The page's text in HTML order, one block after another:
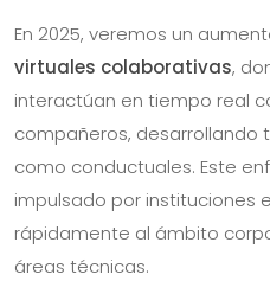
En 2025, veremos un
virtuales colaborativas,
interactúan en tiempo real
compañeros, desarrollando
como conductuales. Este
impulsado por instituciones
rápidamente al ámbito
áreas técnicas.